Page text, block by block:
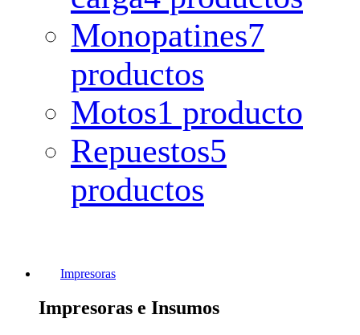
Monopatines7
productos
Motos1 producto
Repuestos5
productos
Impresoras
Impresoras e Insumos